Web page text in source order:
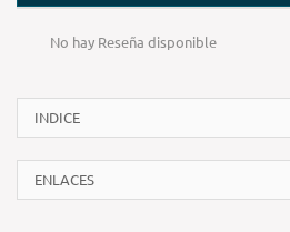
No hay Reseña disponible
INDICE
ENLACES